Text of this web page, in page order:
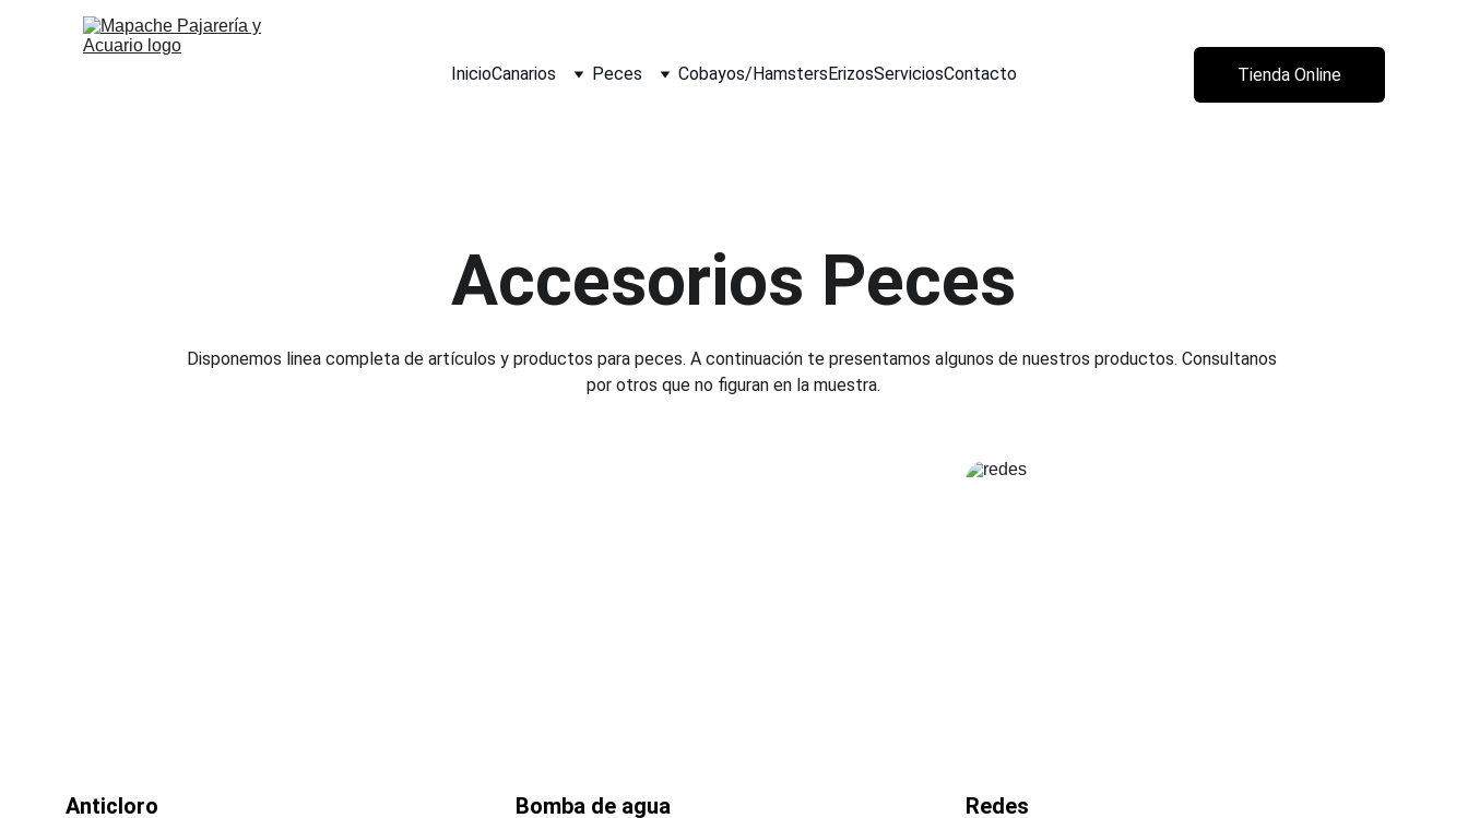
InicioCanarios Peces Cobayos/HamstersErizosServiciosContacto Tienda Online
Accesorios Peces
Disponemos linea completa de artículos y productos para peces. A continuación te presentamos algunos de nuestros productos. Consultanos
por otros que no figuran en la muestra.
Anticloro Bomba de agua Redes